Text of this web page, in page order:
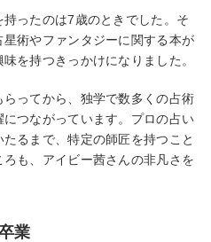
ったのは7歳のときでした。そ
術やファンタジーに関する本が
を持つきっかけになりました。
ってから、独学で数多くの占術
つながっています。プロの占い
るまで、特定の師匠を持つこと
も、アイビー茜さんの非凡さを
業